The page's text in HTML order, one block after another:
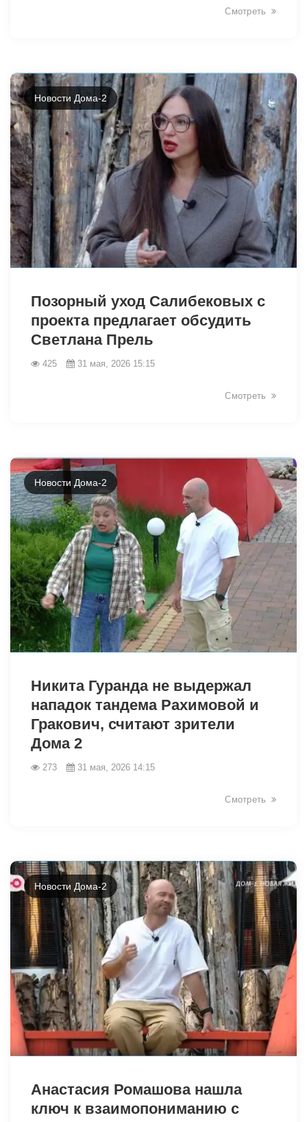
Смотреть
Новости Дома-2
Позорный уход Салибековых с
проекта предлагает обсудить
Светлана Прель
425 31 мая, 2026 15:15
Смотреть
Новости Дома-2
Никита Гуранда не выдержал
нападок тандема Рахимовой и
Гракович, считают зрители
Дома 2
273 31 мая, 2026 14:15
Смотреть
Новости Дома-2
Анастасия Ромашова нашла
ключ к взаимопониманию с